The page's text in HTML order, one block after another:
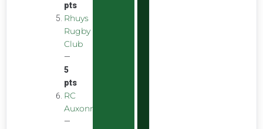
pts
Rhuys
Rugby
Club
—
5
pts
RC
Auxonnais
—